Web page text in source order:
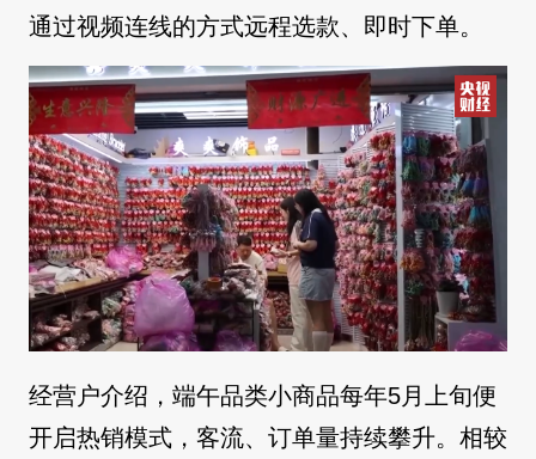
通过视频连线的方式远程选款、即时下单。
经营户介绍，端午品类小商品每年5月上旬便
开启热销模式，客流、订单量持续攀升。相较